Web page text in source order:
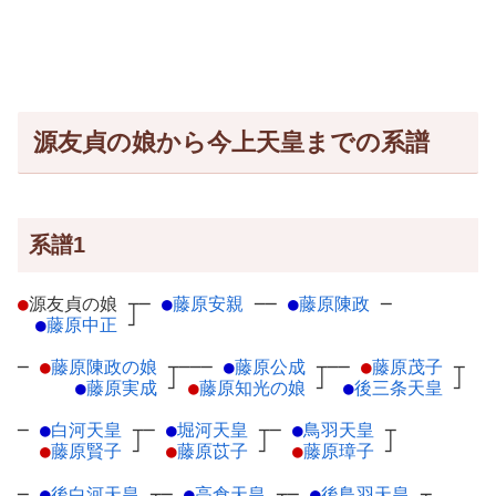
源友貞の娘から今上天皇までの系譜
系譜1
●源友貞の娘 ┬
●藤原中正 ┘
─ ●藤原安親 ── ●藤原陳政 ─
─ ●藤原陳政の娘 ┬
●藤原実成 ┘
─── ●藤原公成 ┬
●藤原知光の娘 ┘
── ●藤原茂子 ┬
●後三条天皇 ┘
─ ●白河天皇 ┬
●藤原賢子 ┘
─ ●堀河天皇 ┬
●藤原苡子 ┘
─ ●鳥羽天皇 ┬
●藤原璋子 ┘